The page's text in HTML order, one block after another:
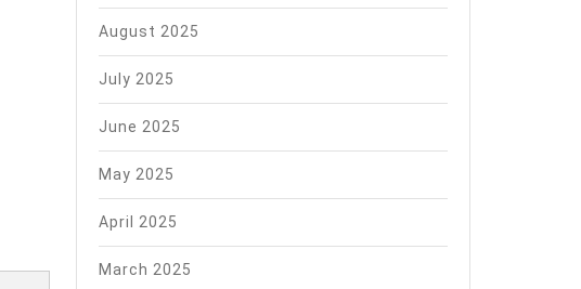
August 2025
July 2025
June 2025
May 2025
April 2025
March 2025